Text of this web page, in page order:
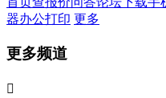
器办公打印 更多
更多频道
